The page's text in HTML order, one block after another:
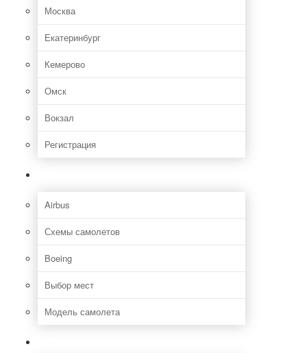
Москва
Екатеринбург
Кемерово
Омск
Вокзал
Регистрация
Airbus
Схемы самолетов
Boeing
Выбор мест
Модель самолета